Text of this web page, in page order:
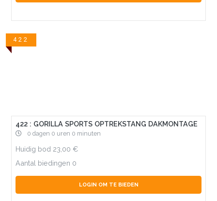
422
422 : GORILLA SPORTS OPTREKSTANG DAKMONTAGE
0 dagen 0 uren 0 minuten
Huidig bod 23,00
Aantal biedingen 0
LOGIN OM TE BIEDEN